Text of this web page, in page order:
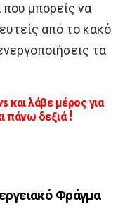
μπορείς να
από το κακό
τα
λάβε μέρος για
πάνω δεξιά !
Φράγμα